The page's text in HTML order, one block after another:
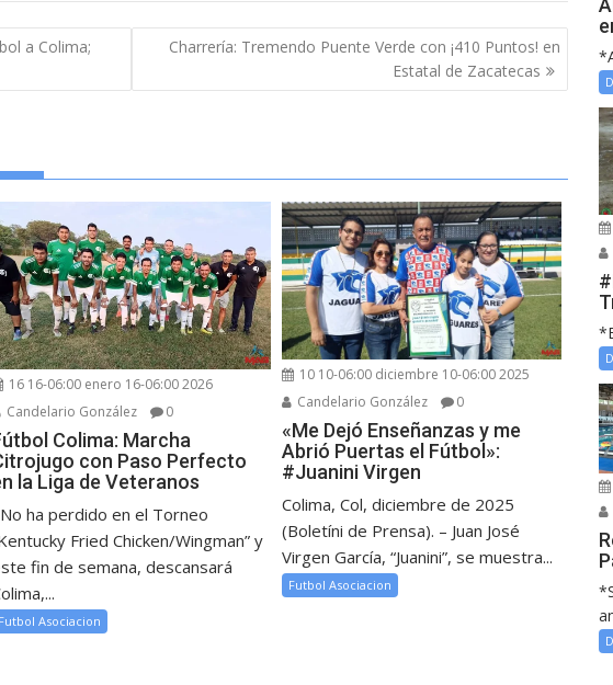
a Colima;
Charrería: Tremendo Puente Verde con ¡410 Puntos! en
Estatal de Zacatecas
16 16-06:00 enero 16-06:00 2026
Candelario González
0
Colima: Marcha
con Paso Perfecto
la Liga de Veteranos
ha perdido en el Torneo
Fried Chicken/Wingman” y
fin de semana, descansará
Futbol Asociacion
10 10-06:00 diciembre 10-06:00 2025
Candelario González
0
«Me Dejó Enseñanzas y me
Abrió Puertas el Fútbol»:
#Juanini Virgen
Colima, Col, diciembre de 2025
(Boletíni de Prensa). – Juan José
Virgen García, “Juanini”, se muestra...
Futbol Asociacion